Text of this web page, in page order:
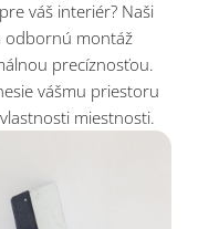
váš interiér? Naši
odbornú montáž
precíznosťou.
vášmu priestoru
miestnosti.